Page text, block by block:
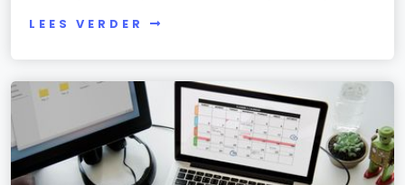
LEES VERDER